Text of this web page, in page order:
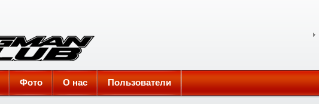
Фото О нас Пользователи